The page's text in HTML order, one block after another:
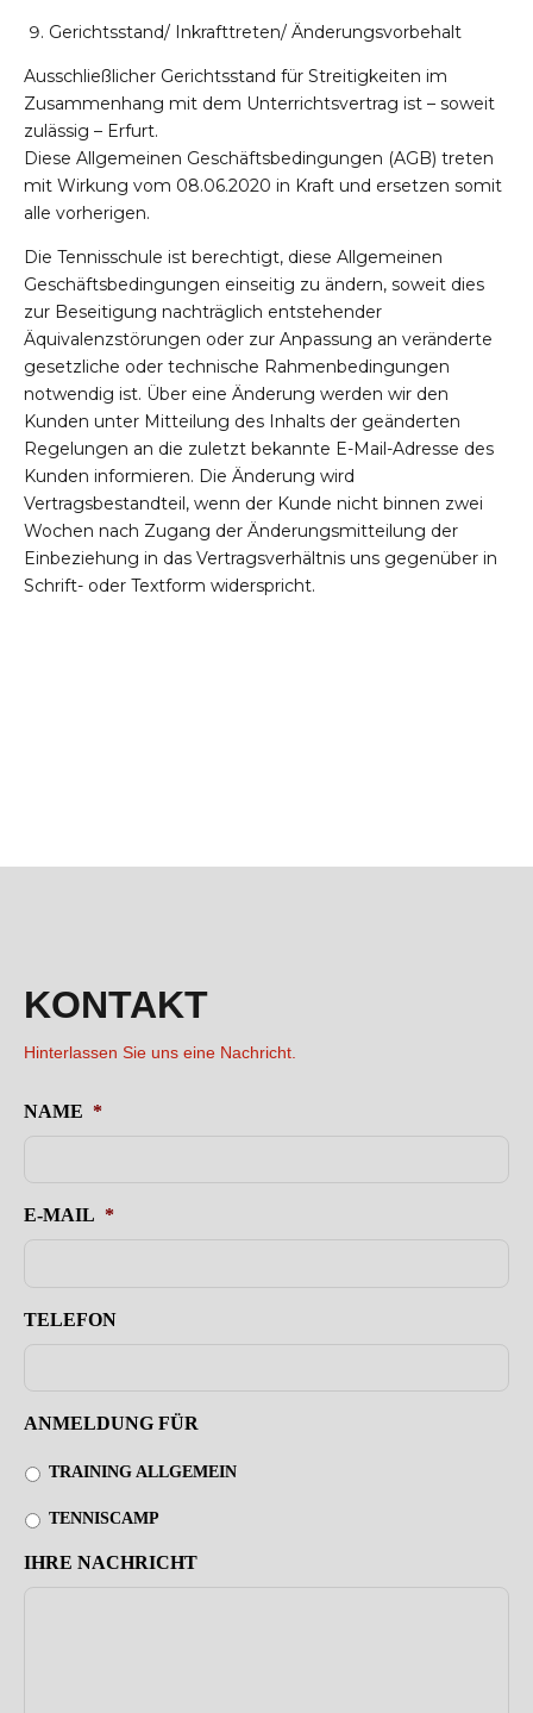
Gerichtsstand/ Inkrafttreten/ Änderungsvorbehalt
Ausschließlicher Gerichtsstand für Streitigkeiten im
Zusammenhang mit dem Unterrichtsvertrag ist – soweit
zulässig – Erfurt.
Diese Allgemeinen Geschäftsbedingungen (AGB) treten
mit Wirkung vom 08.06.2020 in Kraft und ersetzen somit
alle vorherigen.
Die Tennisschule ist berechtigt, diese Allgemeinen
Geschäftsbedingungen einseitig zu ändern, soweit dies
zur Beseitigung nachträglich entstehender
Äquivalenzstörungen oder zur Anpassung an veränderte
gesetzliche oder technische Rahmenbedingungen
notwendig ist. Über eine Änderung werden wir den
Kunden unter Mitteilung des Inhalts der geänderten
Regelungen an die zuletzt bekannte E-Mail-Adresse des
Kunden informieren. Die Änderung wird
Vertragsbestandteil, wenn der Kunde nicht binnen zwei
Wochen nach Zugang der Änderungsmitteilung der
Einbeziehung in das Vertragsverhältnis uns gegenüber in
Schrift- oder Textform widerspricht.
KONTAKT
Hinterlassen Sie uns eine Nachricht.
NAME *
E-MAIL *
TELEFON
ANMELDUNG FÜR
TRAINING ALLGEMEIN
TENNISCAMP
IHRE NACHRICHT